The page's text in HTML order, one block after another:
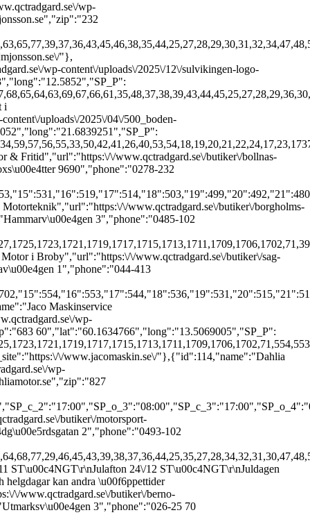
afton- och helgdagar kan andra \u00f6ppettider g\u00e4lla","SP_site":""},{"id":115,"name":"Motorsport i Vimmerby","url":"https:\/\/www.qctradgard.se\/butiker\/motorsport-gamleby\/","city":"Gamleby","logotype":"https:\/\/www.qctradgard.se\/wp-content\/uploads\/2025\/04\/motorsport-1.svg","adress":"Tr\u00e4dg\u00e5rdsgatan 2","phone":"0493-102 62","fax":false,"email":"gamleby@motorsport.se","zip":"594 30","lat":"57.8956654","long":"16.4025264","SP_P":[554,553,544,536,531,515,519,514,503,499,492,480,398,393,391,370,331,333,311,312,264,69,67,66,62,61,70,72,73,74,75,76,78,71,65,63,64,68,77,29,46,45,43,39,38,37,36,44,25,35,27,28,34,32,31,30,47,48,59,57,56,55,33,50,42,41,26,40,49,51,52,53,58,60,54,18,19,20,21,22,24,17,23,1737,1739,1740,1742,1743,1761,1759,1763,1765,1766,1768,1703,1892],"SP_o_1":"08:00","SP_c_1":"17:00","SP_o_2":"08:00","SP_c_2":"17:00","SP_o_3":"08:00","SP_c_3":"17:00","SP_o_4":"08:00","SP_c_4":"17:00","SP_o_5":"08:00","SP_c_5":"17:00","SP_o_6":"","SP_c_6":"","SP_o_7":"","SP_c_7":"","SP_other":"Sveriges nationaldag 6\/6 ST\u00c4NGT\r\nMidsommarafton 20\/6 ST\u00c4NGT